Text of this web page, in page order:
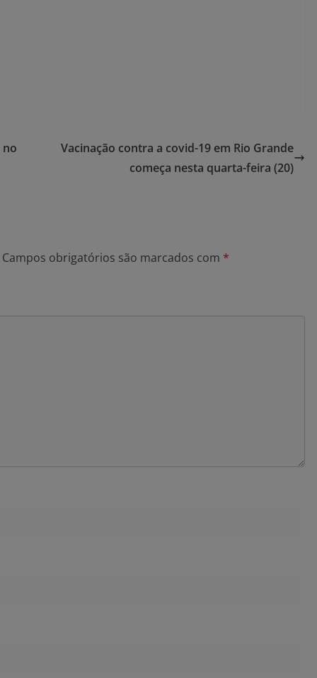
no
Vacinação contra a covid-19 em Rio Grande
começa nesta quarta-feira (20)
Campos obrigatórios são marcados com *